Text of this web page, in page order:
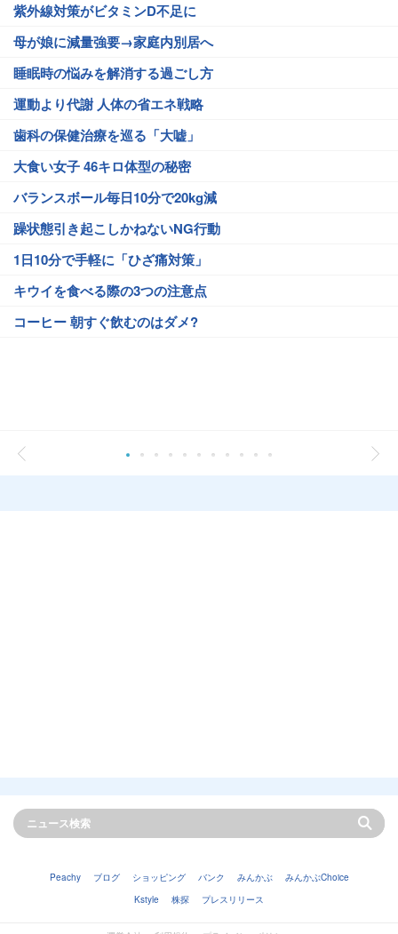
紫外線対策がビタミンD不足に
母が娘に減量強要→家庭内別居へ
睡眠時の悩みを解消する過ごし方
運動より代謝 人体の省エネ戦略
歯科の保健治療を巡る「大嘘」
大食い女子 46キロ体型の秘密
バランスボール毎日10分で20kg減
躁状態引き起こしかねないNG行動
1日10分で手軽に「ひざ痛対策」
キウイを食べる際の3つの注意点
コーヒー 朝すぐ飲むのはダメ?
Peachy ブログ ショッピング バンク みんかぶ
みんかぶChoice
Kstyle
株探 プレスリリース